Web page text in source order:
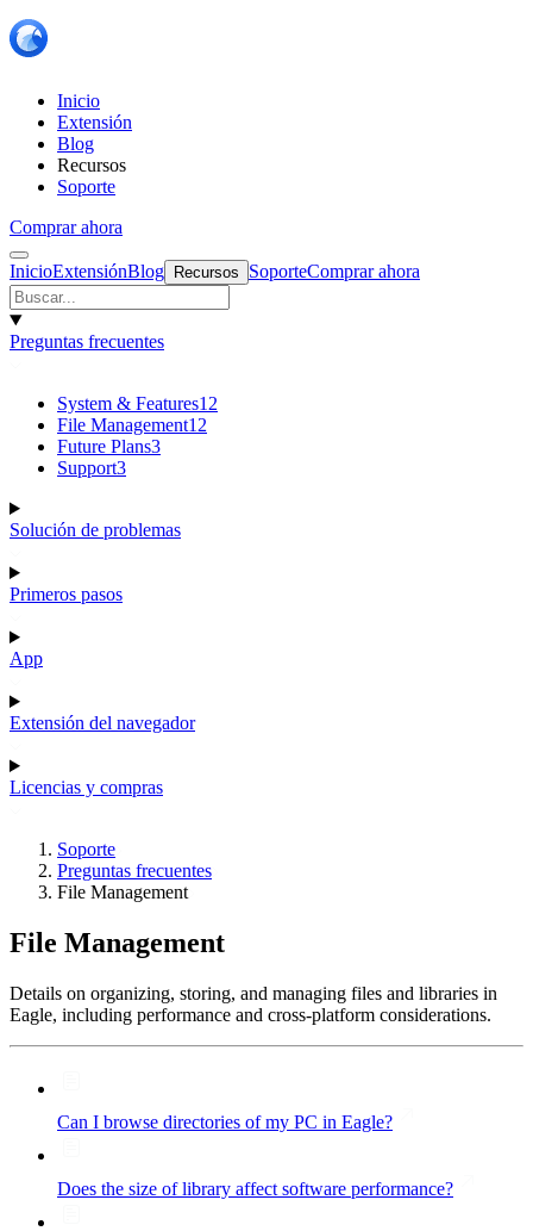
Inicio
Extensión
Blog
Recursos
Soporte
Comprar ahora
InicioExtensiónBlog Recursos SoporteComprar ahora
Preguntas frecuentes
System & Features12
File Management12
Future Plans3
Support3
Solución de problemas
Primeros pasos
App
Extensión del navegador
Licencias y compras
Soporte
Preguntas frecuentes
File Management
File Management
Details on organizing, storing, and managing files and libraries in
Eagle, including performance and cross-platform considerations.
Can I browse directories of my PC in Eagle?
Does the size of library affect software performance?